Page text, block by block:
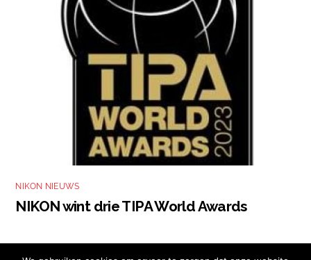
NIKON NIEUWS
NIKON wint drie TIPA World Awards